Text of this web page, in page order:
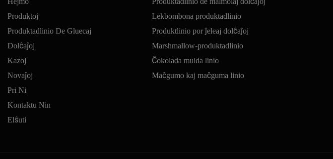
Produktoj
Produktadlinio De Gluecaj
Dolĉaĵoj
Kazoj
Novaĵoj
Pri Ni
Kontaktu Nin
Elŝuti
Lekbombona produktadlinio
Produktlinio por ĵeleaj dolĉaĵoj
Marshmallow-produktadlinio
Ĉokolada mulda linio
Maĉgumo kaj maĉguma linio